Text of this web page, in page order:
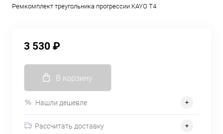
Ремкомплект треугольника прогрессии KAYO T4
3 530 ₽
В корзину
Нашли дешевле
Рассчитать доставку